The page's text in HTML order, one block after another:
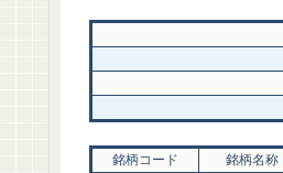
銘柄コード 銘柄名称